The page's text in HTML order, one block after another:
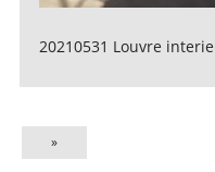
20210531 Louvre
»